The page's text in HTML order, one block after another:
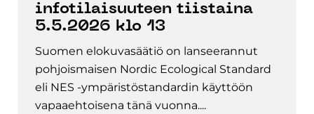
infotilaisuuteen tiistaina
5.5.2026 klo 13
Suomen elokuvasäätiö on lanseerannut
pohjoismaisen Nordic Ecological Standard
eli NES -ympäristöstandardin käyttöön
vapaaehtoisena tänä vuonna....